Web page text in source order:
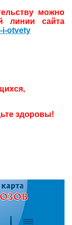
можно
линии сайта
i-otvety
здоровы!